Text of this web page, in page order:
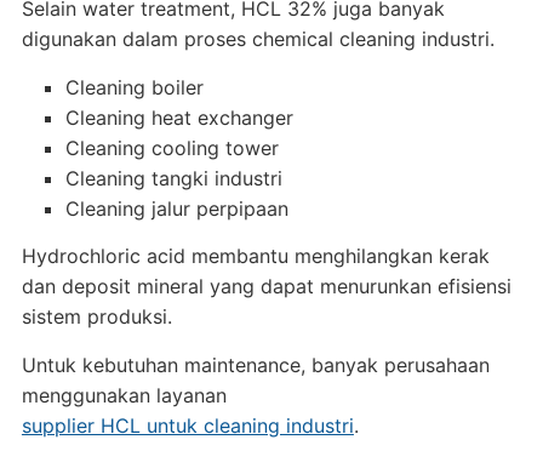
Selain water treatment, HCL 32% juga banyak
digunakan dalam proses chemical cleaning industri.
Cleaning boiler
Cleaning heat exchanger
Cleaning cooling tower
Cleaning tangki industri
Cleaning jalur perpipaan
Hydrochloric acid membantu menghilangkan kerak
dan deposit mineral yang dapat menurunkan efisiensi
sistem produksi.
Untuk kebutuhan maintenance, banyak perusahaan
menggunakan layanan
supplier HCL untuk cleaning industri.